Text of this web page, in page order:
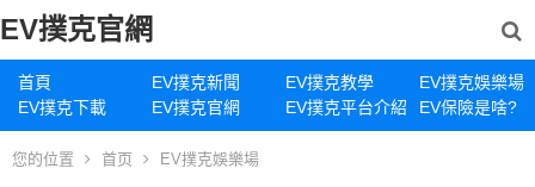
EV撲克官網
首頁 EV撲克新聞 EV撲克教學
EV撲克娛樂場
EV撲克下載
EV撲克官網 EV撲克平台介紹 EV保險是啥?
您的位置 首页 EV撲克娛樂場